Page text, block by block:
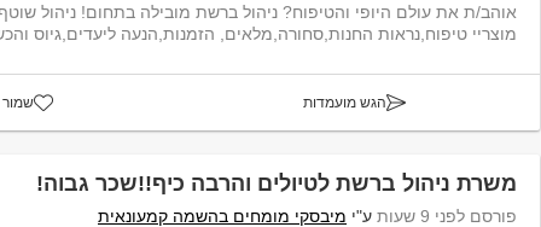
אוהב/ת את עולם היופי והטיפוח? ניהול ברשת מובילה בתחום! ניהול
מוצריי טיפוח,נראות החנות,סחורה,מלאים, הזמנות,הנעה ליעדים,גיוס
הגש מועמדות שמור
משרת ניהול ברשת לטיולים והרבה כיף!!שכר גבוה!
פורסם לפני 9 שעות ע"י מיבסקי מומחים בהשמה קמעונאית